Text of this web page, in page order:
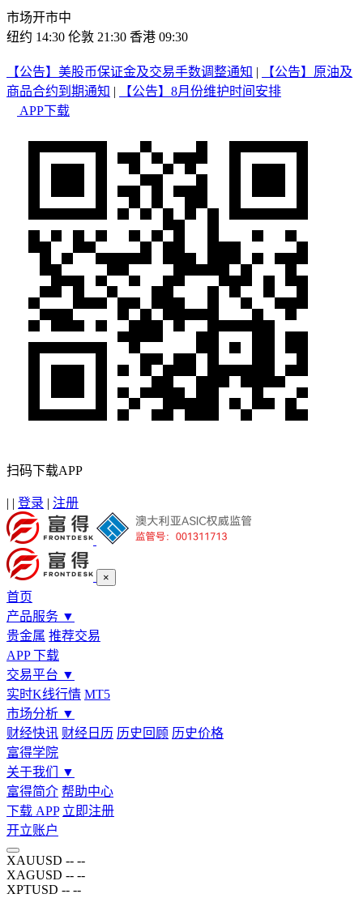
市场开市中
纽约 14:30 伦敦 21:30 香港 09:30
【公告】美股币保证金及交易手数调整通知 |
【公告】原油及
商品合约到期通知 |
【公告】8月份维护时间安排
APP下载
扫码下载APP
| | 登录 | 注册
×
首页
产品服务 ▼
贵金属 推荐交易
APP 下载
交易平台 ▼
实时K线行情 MT5
市场分析 ▼
财经快讯 财经日历 历史回顾 历史价格
富得学院
关于我们
▼
富得简介 帮助中心
下载 APP 立即注册
开立账户
XAUUSD -- --
XAGUSD -- --
XPTUSD -- --